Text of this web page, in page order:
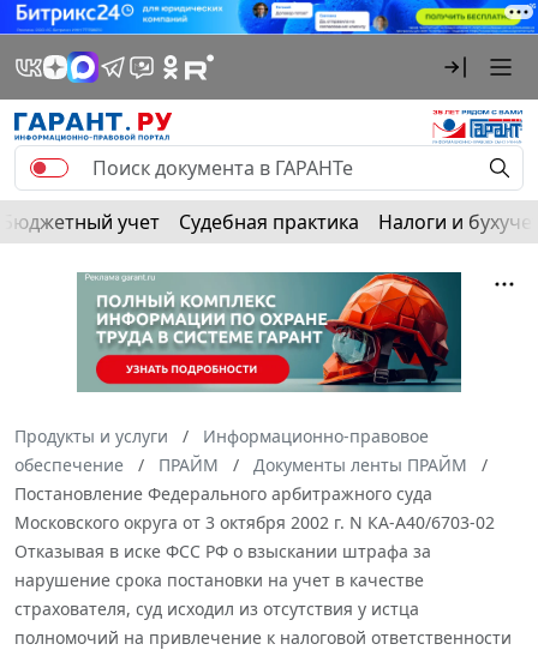
Бюджетный учет Судебная практика Налоги и
Продукты и услуги
Информационно-правовое
обеспечение
ПРАЙМ
Документы ленты ПРАЙМ
Постановление Федерального арбитражного суда
Московского округа от 3 октября 2002 г. N КА-А40/6703-02
Отказывая в иске ФСС РФ о взыскании штрафа за
нарушение срока постановки на учет в качестве
страхователя, суд исходил из отсутствия у истца
полномочий на привлечение к налоговой ответственности